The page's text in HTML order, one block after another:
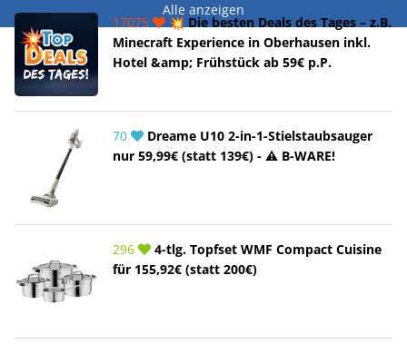
Alle anzeigen
17075
💥 Die besten Deals des Tages – z.B.
Minecraft Experience in Oberhausen inkl.
Hotel &amp; Frühstück ab 59€ p.P.
70
Dreame U10 2-in-1-Stielstaubsauger
nur 59,99€ (statt 139€) - ⚠️ B-WARE!
296
4-tlg. Topfset WMF Compact Cuisine
für 155,92€ (statt 200€)